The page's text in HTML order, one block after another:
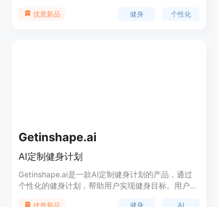
随地访问并执行您的锻炼计划，我们的AI还会根据您
优质新品 健身 个性化
Getinshape.ai
AI定制健身计划
Getinshape.ai是一款AI定制健身计划的产品，通过
个性化的健身计划，帮助用户实现健身目标。用户可
优质新品 健身 AI